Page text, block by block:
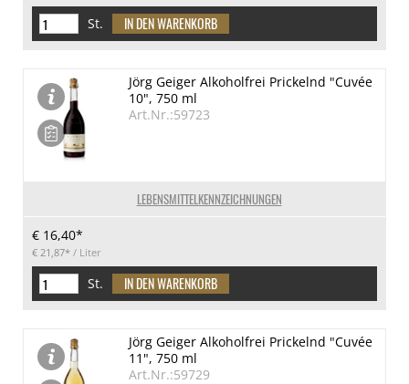
St.
LEBENSMITTELKENNZEICHNUNGEN
Jörg Geiger Alkoholfrei Prickelnd "Cuvée
10", 750 ml
Art.Nr.:59723
€ 16,40*
€ 21,87* / Liter
St.
Jörg Geiger Alkoholfrei Prickelnd "Cuvée
11", 750 ml
Art.Nr.:59729